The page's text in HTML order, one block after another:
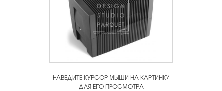
НАВЕДИТЕ КУРСОР МЫШИ НА КАРТИНКУ
ДЛЯ ЕГО ПРОСМОТРА